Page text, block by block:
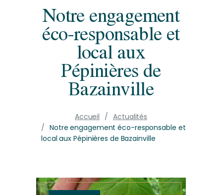
Notre engagement
éco-responsable et
local aux
Pépinières de
Bazainville
Accueil
Actualités
Notre engagement éco-responsable et
local aux Pépinières de Bazainville